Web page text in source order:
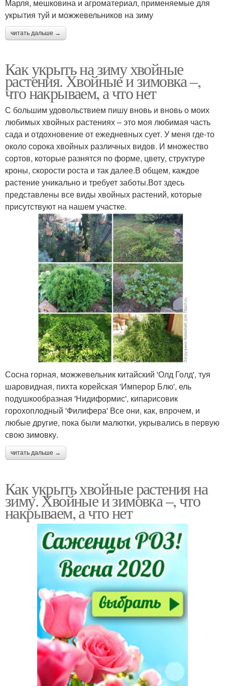
Марля, мешковина и агроматериал, применяемые для
укрытия туй и можжевельников на зиму
читать дальше →
Как укрыть на зиму хвойные
растения. Хвойные и зимовка –,
что накрываем, а что нет
С большим удовольствием пишу вновь и вновь о моих
любимых хвойных растениях – это моя любимая часть
сада и отдохновение от ежедневных сует. У меня где-то
около сорока хвойных различных видов. И множество
сортов, которые разнятся по форме, цвету, структуре
кроны, скорости роста и так далее.В общем, каждое
растение уникально и требует заботы.Вот здесь
представлены все виды хвойных растений, которые
присутствуют на нашем участке.
Сосна горная, можжевельник китайский 'Олд Голд', туя
шаровидная, пихта корейская 'Имперор Блю', ель
подушкообразная 'Нидиформис', кипарисовик
горохоплодный 'Филифера' Все они, как, впрочем, и
любые другие, пока были малютки, укрывались в первую
свою зимовку.
читать дальше →
Как укрыть хвойные растения на
зиму. Хвойные и зимовка –, что
накрываем, а что нет